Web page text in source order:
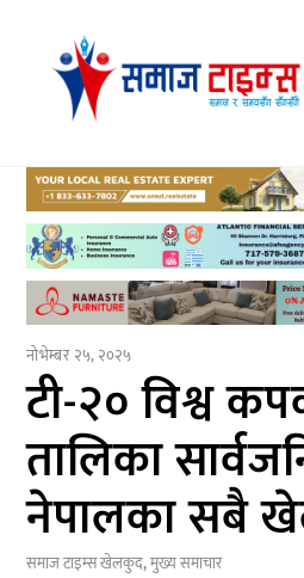
content
नोभेम्बर २५, २०२५
टी-२० विश्व
तालिका
नेपालका सबै
समाज टाइम्सखेलकुद,मुख्य समाचार